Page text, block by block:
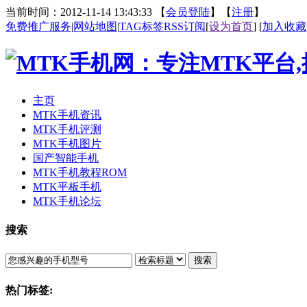
当前时间：2012-11-14 13:43:33 【会员登陆】【注册】
免费推广服务|网站地图|TAG标签RSS订阅[设为首页] [加入收藏
主页
MTK手机资讯
MTK手机评测
MTK手机图片
国产智能手机
MTK手机教程ROM
MTK平板手机
MTK手机论坛
搜索
搜索
热门标签: